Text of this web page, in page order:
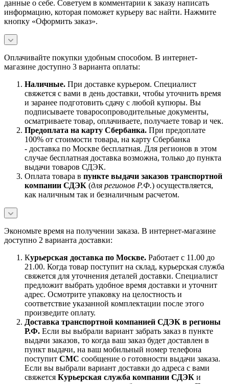
данные о себе. Советуем в комментарии к заказу написать
информацию, которая поможет курьеру вас найти. Нажмите
кнопку «Оформить заказ».
Оплачивайте покупки удобным способом. В интернет-
магазине доступно 3 варианта оплаты:
Наличные. При доставке курьером. Специалист
свяжется с вами в день доставки, чтобы уточнить время
и заранее подготовить сдачу с любой купюры. Вы
подписываете товаросопроводительные документы,
осматриваете товар, оплачиваете, получаете товар и чек.
Предоплата на карту Сбербанка. При предоплате
100% от стоимости товара, на карту Сбербанка
- доставка по Москве бесплатная. Для регионов в этом
случае бесплатная доставка возможна, только до пункта
выдачи товаров СДЭК.
Оплата товара в пункте выдачи заказов транспортной
компании СДЭК (для регионов Р.Ф.) осуществляется,
как наличным так и безналичным расчетом.
Экономьте время на получении заказа. В интернет-магазине
доступно 2 варианта доставки:
Курьерская доставка по Москве. Работает с 11.00 до
21.00. Когда товар поступит на склад, курьерская служба
свяжется для уточнения деталей доставки. Специалист
предложит выбрать удобное время доставки и уточнит
адрес. Осмотрите упаковку на целостность и
соответствие указанной комплектации после этого
произведите оплату.
Доставка транспортной компанией СДЭК в регионы
Р.Ф. Если вы выбрали вариант забрать заказ в пункте
выдачи заказов, то когда ваш заказ будет доставлен в
пункт выдачи, на ваш мобильный номер телефона
поступит СМС сообщение о готовности выдачи заказа.
Если вы выбрали вариант доставки до адреса с вами
свяжется Курьерская служба компании СДЭК и